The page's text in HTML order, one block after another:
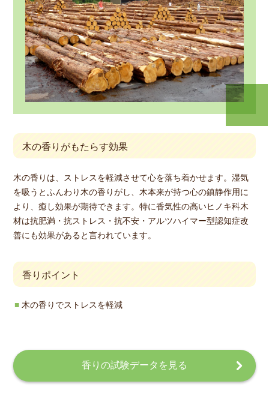
木の香りがもたらす効果
木の香りは、ストレスを軽減させて心を落ち着かせます。湿気
を吸うとふんわり木の香りがし、木本来が持つ心の鎮静作用に
より、癒し効果が期待できます。特に香気性の高いヒノキ科木
材は抗肥満・抗ストレス・抗不安・アルツハイマー型認知症改
善にも効果があると言われています。
香りポイント
木の香りでストレスを軽減
香りの試験データを見る